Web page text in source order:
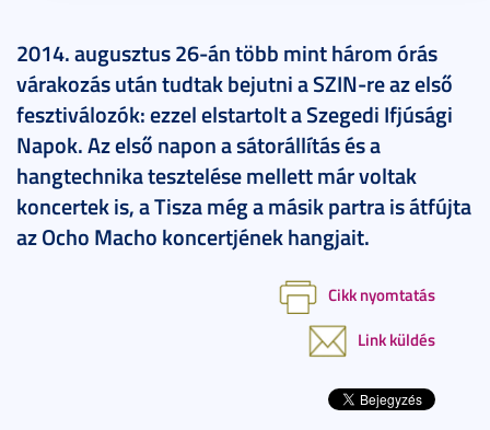
2014. augusztus 26-án több mint három órás
várakozás után tudtak bejutni a SZIN-re az első
fesztiválozók: ezzel elstartolt a Szegedi Ifjúsági
Napok. Az első napon a sátorállítás és a
hangtechnika tesztelése mellett már voltak
koncertek is, a Tisza még a másik partra is átfújta
az Ocho Macho koncertjének hangjait.
Cikk nyomtatás
Link küldés